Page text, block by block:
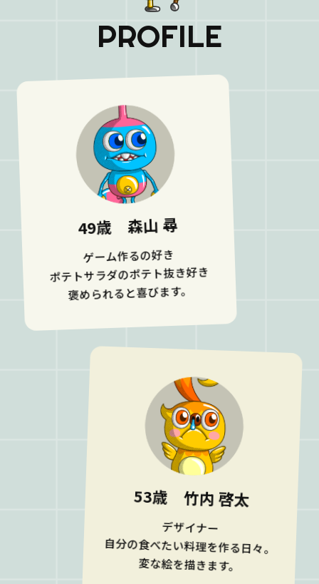
PROFILE
49歳 森山 尋
ゲーム作るの好き
ポテトサラダのポテト抜き好き
褒められると喜びます。
53歳 竹内 啓太
デザイナー
自分の食べたい料理を作る日々。
変な絵を描きます。